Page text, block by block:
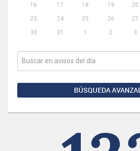
16
17 18 19 20
23
24 25 26 27
30
31 1 2 3
BÚSQUEDA